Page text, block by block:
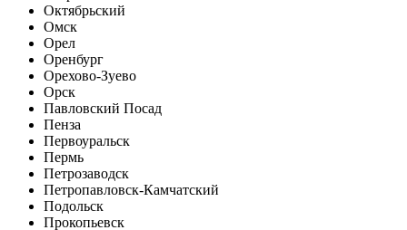
Октябрьский
Омск
Орел
Оренбург
Орехово-Зуево
Орск
Павловский Посад
Пенза
Первоуральск
Пермь
Петрозаводск
Петропавловск-Камчатский
Подольск
Прокопьевск